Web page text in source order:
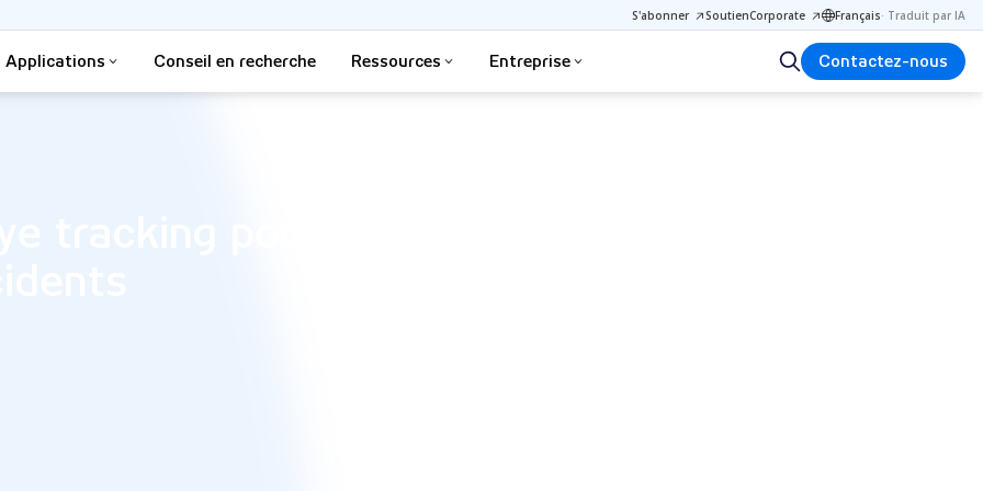
S'abonner SoutienCorporate Français· Traduit par IA
Applications Conseil en recherche Ressources Entreprise Contactez-nous